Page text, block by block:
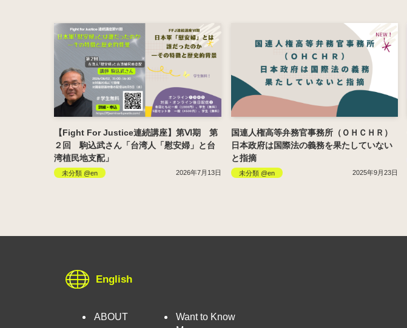
【Fight For Justice連続講座】第Ⅵ期 第
２回 駒込武さん「台湾人「慰安婦」と台
湾植民地支配」
未分類 @en 2026年7月13日
国連人権高等弁務官事務所（ＯＨＣＨＲ）
日本政府は国際法の義務を果たしていない
と指摘
未分類 @en 2025年9月23日
English
ABOUT
Want to Know